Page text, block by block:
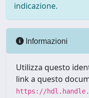
indicazione.
Informazioni
Utilizza questo
link a questo
https://